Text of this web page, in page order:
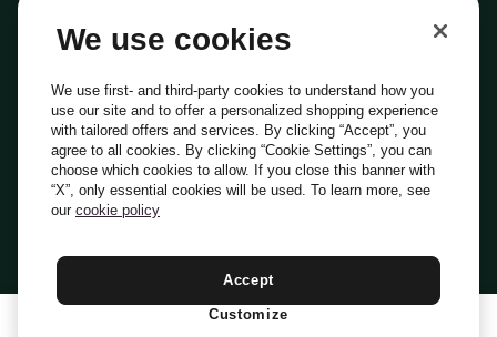
Everli Shoppers
Scopri chi siamo
Domande frequenti
Lavora con noi
Diventa Shopper
Investitori
PrivacyCookiePreferenze Cookie
Termini e Condizioni
Italiano
We use cookies
We use first- and third-party cookies to understand how you
use our site and to offer a personalized shopping experience
with tailored offers and services. By clicking “Accept”, you
agree to all cookies. By clicking “Cookie Settings”, you can
choose which cookies to allow. If you close this banner with
“X”, only essential cookies will be used. To learn more, see
our cookie policy
Accept
Customize